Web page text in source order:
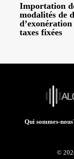
Importation
modalités de
taxes fixées
Qui sommes-
©